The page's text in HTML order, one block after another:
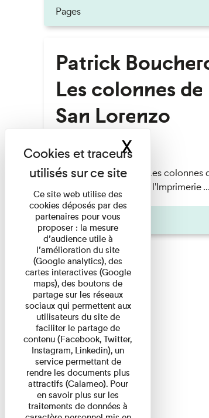
Pages
Patrick
Les colonnes de
San Lorenzo
Lecture
Patrick Boucheron — Les colonnes
Lorenzo Les Invités de l'Imprimerie ...
Pages
Ce site web utilise des
cookies déposés par des
partenaires pour vous
proposer : la mesure
d’audience utile à
l’amélioration du site
(Google analytics), des
cartes interactives (Google
maps), des boutons de
partage sur les réseaux
sociaux qui permettent aux
utilisateurs du site de
faciliter le partage de
contenu (Facebook, Twitter,
Instagram, Linkedin), un
service permettant de
rendre les documents plus
attractifs (Calameo). Pour
en savoir plus sur les
traitements de données à
XMasquer